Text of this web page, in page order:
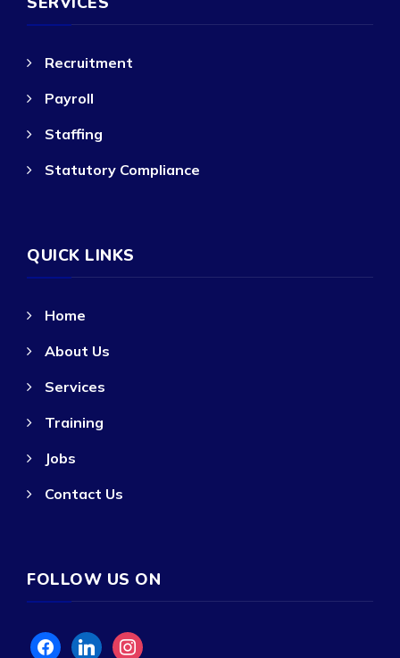
Recruitment
Payroll
Staffing
Statutory Compliance
QUICK LINKS
Home
About Us
Services
Training
Jobs
Contact Us
FOLLOW US ON
facebooklinkedininstagram